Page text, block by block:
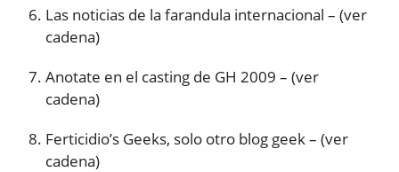
Las noticias de la farandula internacional – (ver
cadena)
Anotate en el casting de GH 2009 – (ver
cadena)
Ferticidio’s Geeks, solo otro blog geek – (ver
cadena)